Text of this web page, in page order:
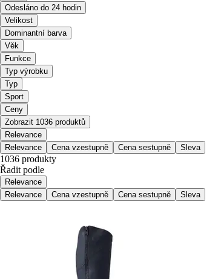
Odesláno do 24 hodin
Velikost
Dominantní barva
Věk
Funkce
Typ výrobku
Typ
Sport
Ceny
Zobrazit 1036 produktů
Relevance
Relevance
Cena vzestupně Cena sestupně Sleva
1036 produkty
Řadit podle
Relevance
Relevance
Cena vzestupně Cena sestupně Sleva